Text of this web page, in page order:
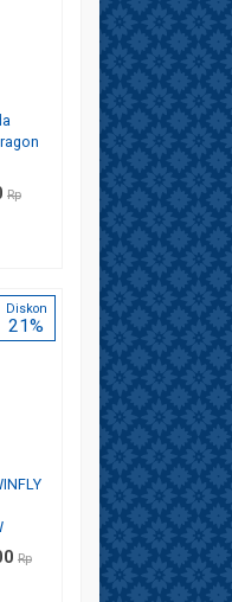
Rp
Diskon
21%
Rp